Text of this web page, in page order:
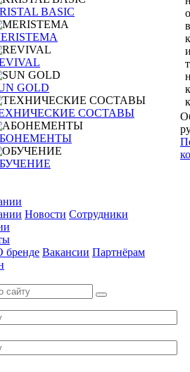
BASIC
GOLD
СОСТАВЫ
Новости Сотрудники
бренде Вакансии Партнёрам